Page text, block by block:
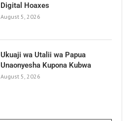
Digital Hoaxes
August 5, 2026
Ukuaji wa Utalii wa Papua
Unaonyesha Kupona Kubwa
August 5, 2026